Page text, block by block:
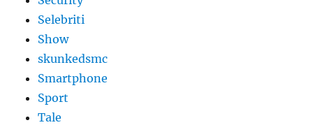
Selebriti
Show
skunkedsmc
Smartphone
Sport
Tale